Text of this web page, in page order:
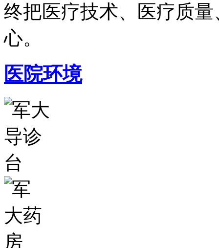
终把医疗技术、医疗质
心。
医院环境